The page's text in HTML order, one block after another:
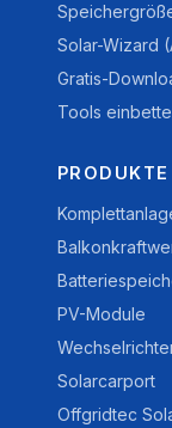
Solar-Wizard
Gratis-
Tools
PRODUKTE
PV-Module
Solarcarport
Offgridtec